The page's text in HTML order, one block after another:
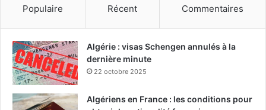
Populaire Récent Commentaires
Algérie : visas Schengen annulés à la
dernière minute
22 octobre 2025
Algériens en France : les conditions pour